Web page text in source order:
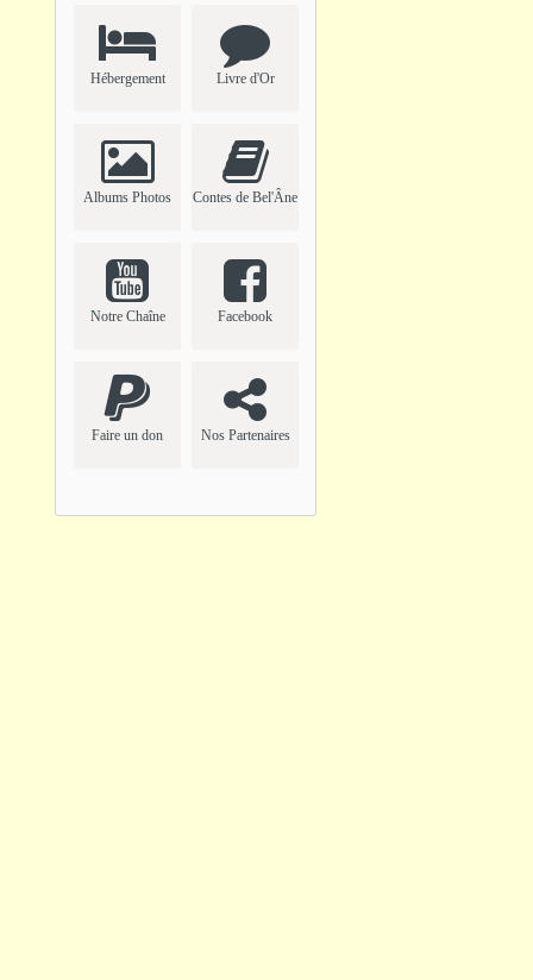
Hébergement Livre d'Or
Albums Photos Contes de Bel'Âne
Notre Chaîne Facebook
Faire un don Nos Partenaires